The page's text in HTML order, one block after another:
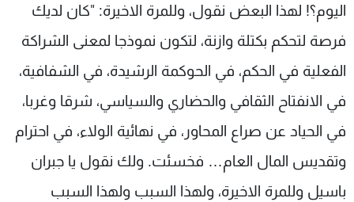
اليوم؟! لهذا البعض نقول، وللمرة الاخيرة: "كان لديك
فرصة لتحكم بكتلة وازنة، لتكون نموذجا لمعنى الشراكة
الفعلية في الحكم، في الحوكمة الرشيدة، في الشفافية،
في الانفتاح الثقافي والحضاري والسياسي، شرقا وغربا،
في الحياد عن صراع المحاور، في نهائية الولاء، في احترام
وتقديس المال العام… فخسئت. ولك نقول يا جبران
باسيل وللمرة الاخيرة، ولهذا السبب ولهذا السبب